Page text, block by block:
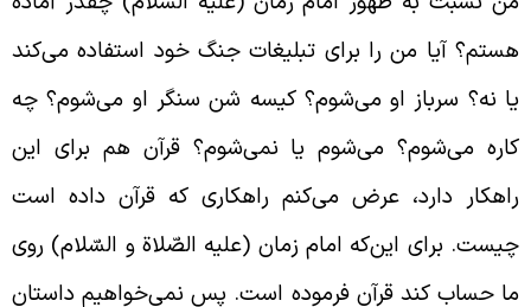
آیا من را برای تبلیغات جنگ خود استفاده می‌کند
نه؟ سرباز او می‌شوم؟ کیسه شن سنگر او می‌شوم؟ چه
می‌شوم؟ می‌شوم یا نمی‌شوم؟ قرآن هم برای این
دارد، عرض می‌کنم راهکاری که قرآن داده است
برای این‌که امام زمان (علیه الصّلاة و السّلام) روی
حساب کند قرآن فرموده است. پس نمی‌خواهیم داستان